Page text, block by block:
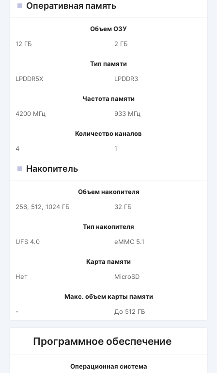
Оперативная память
Объем ОЗУ
12 ГБ
2 ГБ
Тип памяти
LPDDR5X
LPDDR3
Частота памяти
4200 МГц
933 МГц
Количество каналов
4
1
Накопитель
Объем накопителя
256, 512, 1024 ГБ
32 ГБ
Тип накопителя
UFS 4.0
eMMC 5.1
Карта памяти
Нет
MicroSD
Макс. объем карты памяти
-
До 512 ГБ
Программное обеспечение
Операционная система